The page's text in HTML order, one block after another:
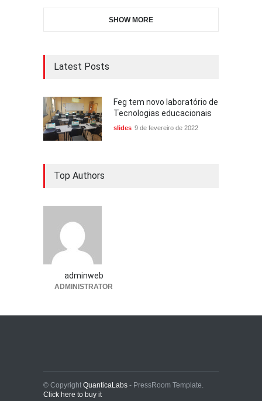
SHOW MORE
Latest Posts
Feg tem novo laboratório de
Tecnologias educacionais
slides 9 de fevereiro de 2022
Top Authors
adminweb
ADMINISTRATOR
© Copyright QuanticaLabs - PressRoom Template.
Click here to buy it